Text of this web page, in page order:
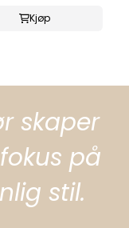
Kjøp
skaper
på
stil.